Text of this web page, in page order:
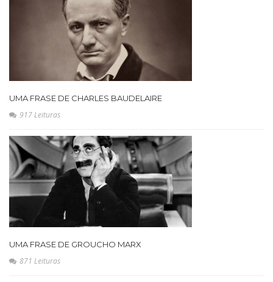
UMA FRASE DE CHARLES BAUDELAIRE
917 Leituras
UMA FRASE DE GROUCHO MARX
871 Leituras